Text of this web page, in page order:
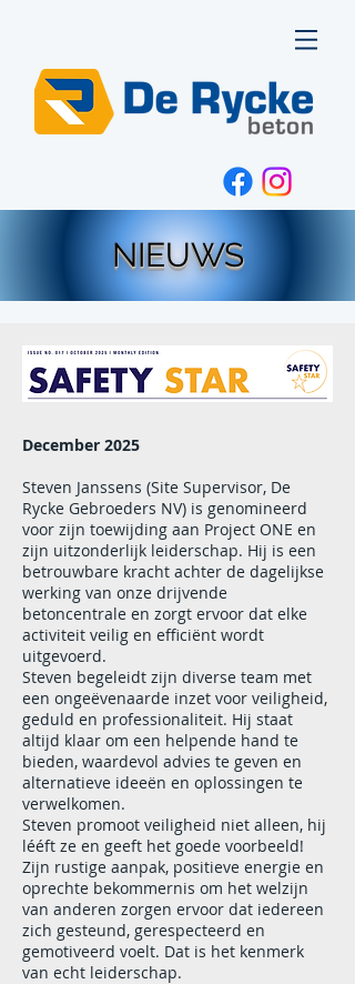
NIEUWS
December 2025
Steven Janssens (Site Supervisor, De
Rycke Gebroeders NV) is genomineerd
voor zijn toewijding aan Project ONE en
zijn uitzonderlijk leiderschap. Hij is een
betrouwbare kracht achter de dagelijkse
werking van onze drijvende
betoncentrale en zorgt ervoor dat elke
activiteit veilig en efficiënt wordt
uitgevoerd.
Steven begeleidt zijn diverse team met
een ongeëvenaarde inzet voor veiligheid,
geduld en professionaliteit. Hij staat
altijd klaar om een helpende hand te
bieden, waardevol advies te geven en
alternatieve ideeën en oplossingen te
verwelkomen.
Steven promoot veiligheid niet alleen, hij
lééft ze en geeft het goede voorbeeld!
Zijn rustige aanpak, positieve energie en
oprechte bekommernis om het welzijn
van anderen zorgen ervoor dat iedereen
zich gesteund, gerespecteerd en
gemotiveerd voelt. Dat is het kenmerk
van echt leiderschap.